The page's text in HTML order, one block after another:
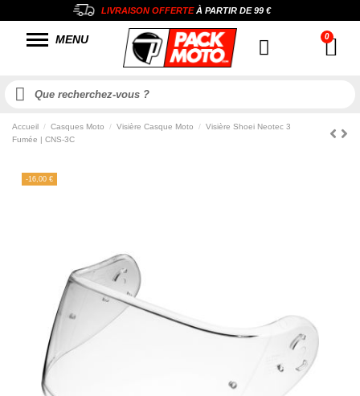
LIVRAISON OFFERTEÀ PARTIR DE99 €
MENU
Accueil Casques Moto Visière Casque Moto
Visière Shoei Neotec 3
Fumée | CNS-3C
-16,00 €